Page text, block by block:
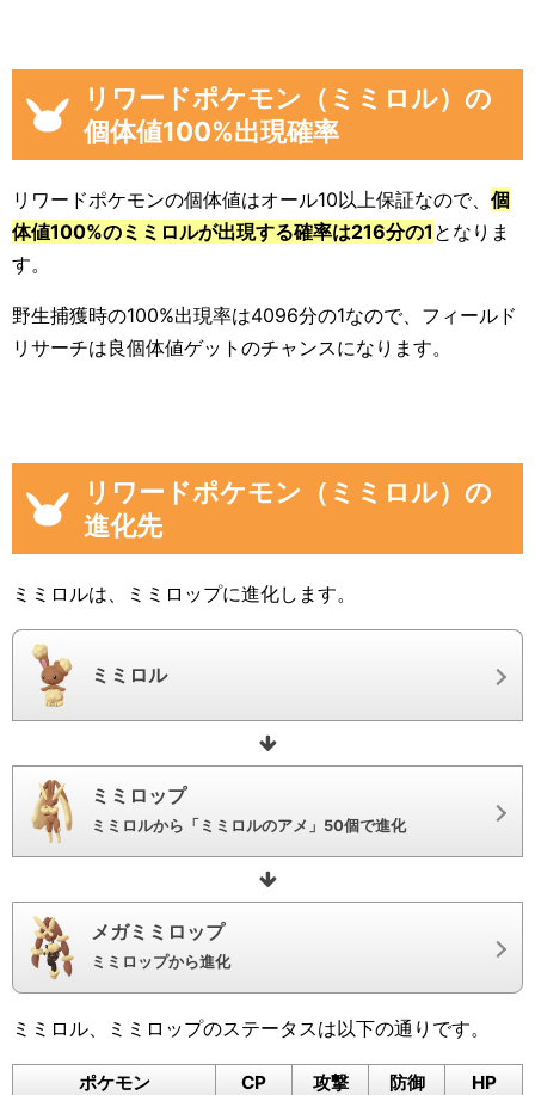
リワードポケモン（ミミロル）の
個体値100%出現確率
リワードポケモンの個体値はオール10以上保証なので、 個
体値100%のミミロルが出現する確率は216分の1 となりま
す。
野生捕獲時の100%出現率は4096分の1なので、フィールド
リサーチは良個体値ゲットのチャンスになります。
リワードポケモン（ミミロル）の
進化先
ミミロルは、ミミロップに進化します。
ミミロル
ミミロップ
ミミロルから「ミミロルのアメ」50個で進化
メガミミロップ
ミミロップから進化
ミミロル、ミミロップのステータスは以下の通りです。
ポケモン CP 攻撃 防御
HP